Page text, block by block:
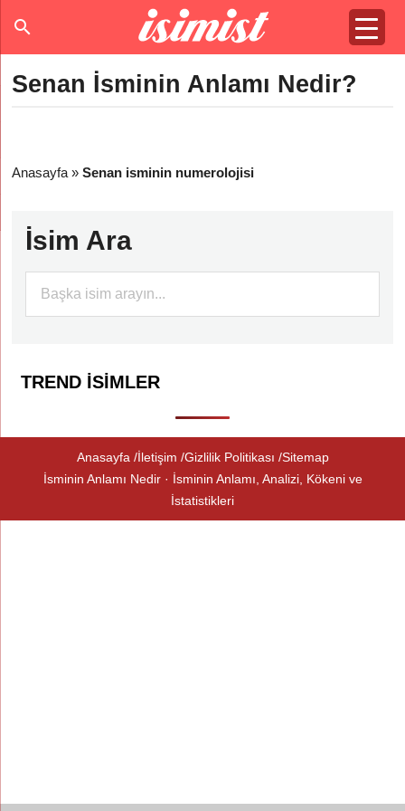
Senan İsminin Anlamı Nedir?
Anasayfa »Senan isminin numerolojisi
İsim Ara
TREND İSIMLER
Anasayfa İletişim Gizlilik Politikası Sitemap
İsminin Anlamı Nedir · İsminin Anlamı, Analizi, Kökeni ve
İstatistikleri